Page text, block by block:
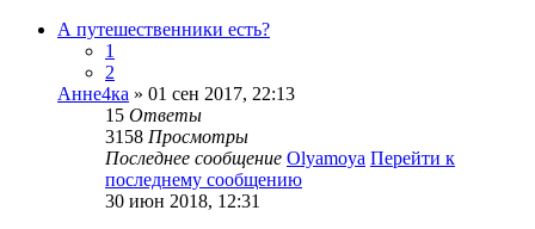
А путешественники есть?
1
2
Анне4ка » 01 сен 2017, 22:13
15 Ответы
3158 Просмотры
Последнее сообщение Olyamoya Перейти к
последнему сообщению
30 июн 2018, 12:31